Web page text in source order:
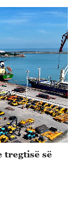
tregtisë së